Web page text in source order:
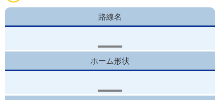
路線名
ホーム形状